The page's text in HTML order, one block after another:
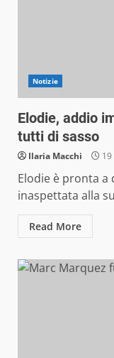
Notizie
Elodie, addio
tutti di sasso
Ilaria Macchi
Elodie è pronta a
inaspettata alla
Read More